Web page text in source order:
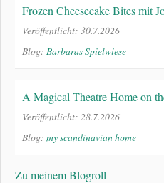
Frozen Cheesecake Bites mit
Veröffentlicht: 30.7.2026
Blog: Barbaras Spielwiese
A Magical Theatre Home on
Veröffentlicht: 28.7.2026
Blog: my scandinavian home
Zu meinem Blogroll